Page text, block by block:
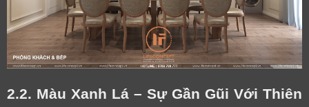
2.2. Màu Xanh Lá – Sự Gần Gũi Với Thiên